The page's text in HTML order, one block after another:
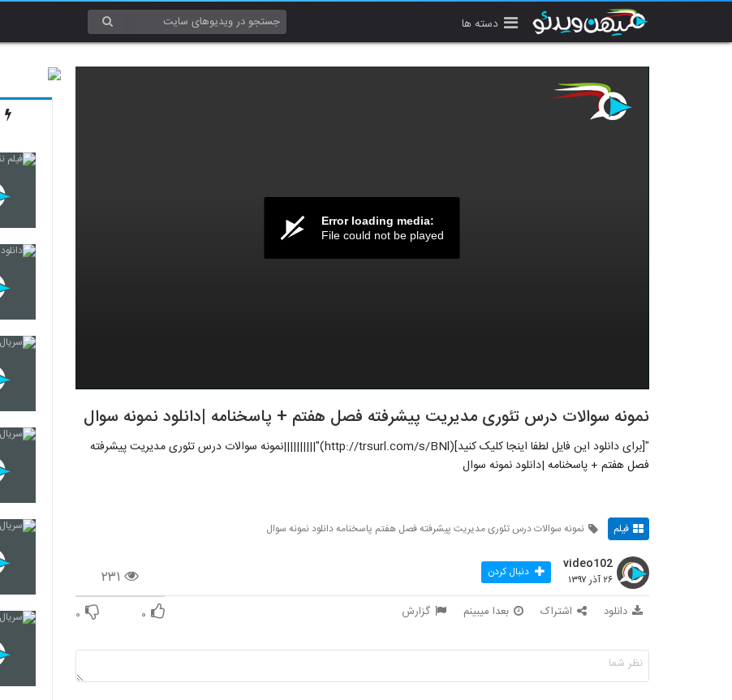
دسته ها
Error loading media:
File could not be played
نمونه سوالات درس تئوری مدیریت پیشرفته فصل هفتم + پاسخنامه |دانلود نمونه سوال
"[برای دانلود این فایل لطفا اینجا کلیک کنید](http://trsurl.com/s/BNl)"||||||||||نمونه سوالات درس تئوری مدیریت پیشرفته
فصل هفتم + پاسخنامه |دانلود نمونه سوال
فیلم نمونه سوالات درس تئوری مدیریت پیشرفته فصل هفتم پاسخنامه دانلود نمونه سوال
۲۳۱
video102
۲۶ آذر ۱۳۹۷ دنبال کردن
دانلود اشتراک بعدا میبینم گزارش ۰ ۰